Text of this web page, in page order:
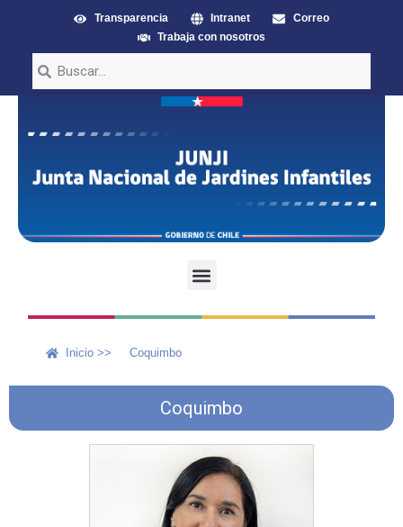
Transparencia Intranet
Correo
Trabaja con nosotros
Inicio >> Coquimbo
Coquimbo